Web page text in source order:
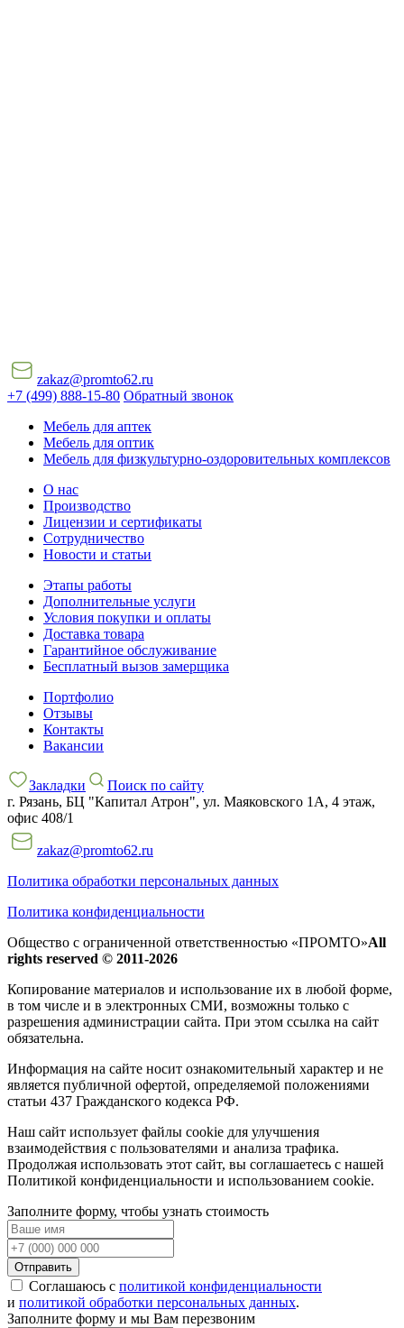
zakaz@promto62.ru
+7 (499) 888-15-80 Обратный звонок
Мебель для аптек
Мебель для оптик
Мебель для физкультурно-оздоровительных комплексов
О нас
Производство
Лицензии и сертификаты
Сотрудничество
Новости и статьи
Этапы работы
Дополнительные услуги
Условия покупки и оплаты
Доставка товара
Гарантийное обслуживание
Бесплатный вызов замерщика
Портфолио
Отзывы
Контакты
Вакансии
Закладки
Поиск по сайту
г. Рязань, БЦ "Капитал Атрон", ул. Маяковского 1А, 4 этаж,
офис 408/1
zakaz@promto62.ru
Политика обработки персональных данных
Политика конфиденциальности
Общество с ограниченной ответственностью «ПРОМТО»All
rights reserved © 2011-2026
Копирование материалов и использование их в любой форме,
в том числе и в электронных СМИ, возможны только c
разрешения администрации сайта. При этом ссылка на сайт
обязательна.
Информация на сайте носит ознакомительный характер и не
является публичной офертой, определяемой положениями
статьи 437 Гражданского кодекса РФ.
Наш сайт использует файлы cookie для улучшения
взаимодействия с пользователями и анализа трафика.
Продолжая использовать этот сайт, вы соглашаетесь с нашей
Политикой конфиденциальности и использованием cookie.
Заполните форму, чтобы узнать стоимость
Отправить
Соглашаюсь с политикой конфиденциальности
и политикой обработки персональных данных.
Заполните форму и мы Вам перезвоним